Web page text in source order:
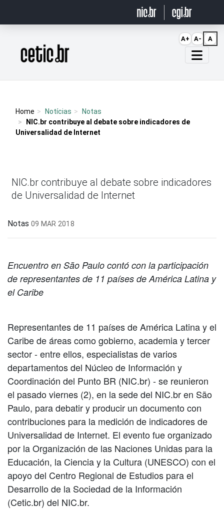
Página inicial
Home Notícias
Notas
NIC.br contribuye al debate sobre indicadores de
Universalidad de Internet
NIC.br contribuye al debate sobre indicadores
de Universalidad de Internet
Notas 09 MAR 2018
Encuentro en São Paulo contó con la participación
de representantes de 11 países de América Latina y
el Caribe
Representantes de 11 países de América Latina y el
Caribe de áreas como gobierno, academia y tercer
sector - entre ellos, especialistas de varios
departamentos del Núcleo de Información y
Coordinación del Punto BR (NIC.br) - se reunieron
el pasado viernes (2), en la sede del NIC.br en São
Paulo, para debatir y producir un documento con
contribuciones para la medición de indicadores de
Universalidad de Internet. El evento fue organizado
por la Organización de las Naciones Unidas para la
Educación, la Ciencia y la Cultura (UNESCO) con el
apoyo del Centro Regional de Estudios para el
Desarrollo de la Sociedad de la Información
(Cetic.br) del NIC.br.
A+ A- A